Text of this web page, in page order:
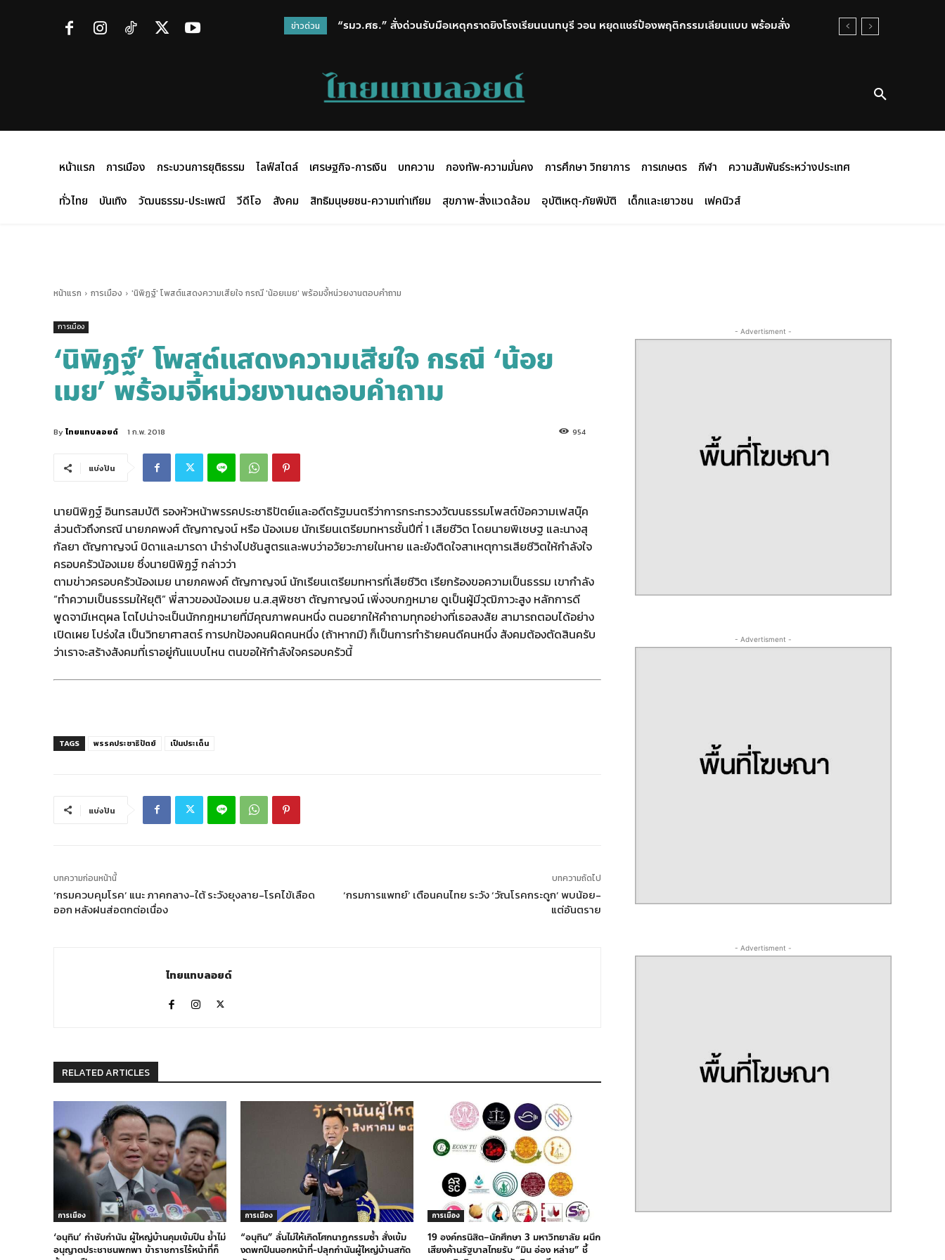
ข่าวด่วน
“รมว.ศธ.” สั่งด่วนรับมือเหตุกราดยิงโรงเรียนนนทบุรี วอน หยุดแชร์ป้องพฤติกรรมเลียนแบบ พร้อมสั่ง
หน้าแรก การเมือง กระบวนการยุติธรรม ไลฟ์สไตล์ เศรษฐกิจ-การเงิน บทความ กองทัพ-ความมั่นคง การศึกษา วิทยาการ การเกษตร กีฬา
ความสัมพันธ์ระหว่างประเทศ
ทั่วไทย
บันเทิง วัฒนธรรม-ประเพณี วีดีโอ สังคม สิทธิมนุษยชน-ความเท่าเทียม สุขภาพ-สิ่งแวดล้อม อุบัติเหตุ-ภัยพิบัติ เด็กและเยาวชน เฟคนิวส์
หน้าแรก การเมือง 'นิพิฏฐ์' โพสต์แสดงความเสียใจ กรณี 'น้อยเมย' พร้อมจี้หน่วยงานตอบคำถาม
การเมือง
‘นิพิฏฐ์’ โพสต์แสดงความเสียใจ กรณี ‘น้อย
เมย’ พร้อมจี้หน่วยงานตอบคำถาม
By ไทยแทบลอยด์ 1 ก.พ. 2018 954
แบ่งปัน
นายนิพิฏฐ์ อินทรสมบัติ รองหัวหน้าพรรคประชาธิปัตย์และอดีตรัฐมนตรีว่าการกระทรวงวัฒนธรรมโพสต์ข้อความเฟสบุ๊ค
ส่วนตัวถึงกรณี นายภคพงศ์ ตัญกาญจน์ หรือ น้องเมย นักเรียนเตรียมทหารชั้นปีที่ 1 เสียชีวิต โดยนายพิเชษฐ และนางสุ
กัลยา ตัญกาญจน์ บิดาและมารดา นำร่างไปชันสูตรและพบว่าอวัยวะภายในหาย และยังติดใจสาเหตุการเสียชีวิตให้กำลังใจ
ครอบครัวน้องเมย ซึ่งนายนิพิฏฐ์ กล่าวว่า
ตามข่าวครอบครัวน้องเมย นายภคพงค์ ตัญกาญจน์ นักเรียนเตรียมทหารที่เสียชีวิต เรียกร้องขอความเป็นธรรม เขากำลัง
“ทำความเป็นธรรมให้ยุติ” พี่สาวของน้องเมย น.ส.สุพิชชา ตัญกาญจน์ เพิ่งจบกฎหมาย ดูเป็นผู้มีวุฒิภาวะสูง หลักการดี
พูดจามีเหตุผล โตไปน่าจะเป็นนักกฎหมายที่มีคุณภาพคนหนึ่ง ตนอยากให้คำถามทุกอย่างที่เธอสงสัย สามารถตอบได้อย่าง
เปิดเผย โปร่งใส เป็นวิทยาศาสตร์ การปกป้องคนผิดคนหนึ่ง (ถ้าหากมี) ก็เป็นการทำร้ายคนดีคนหนึ่ง สังคมต้องตัดสินครับ
ว่าเราจะสร้างสังคมที่เราอยู่กันแบบไหน ตนขอให้กำลังใจครอบครัวนี้
TAGS พรรคประชาธิปัตย์ เป็นประเด็น
แบ่งปัน
บทความก่อนหน้านี้
‘กรมควบคุมโรค’ แนะ ภาคกลาง-ใต้ ระวังยุงลาย-โรคไข้เลือด
ออก หลังฝนส่อตกต่อเนื่อง
บทความถัดไป
‘กรมการแพทย์’ เตือนคนไทย ระวัง ‘วัณโรคกระดูก’ พบน้อย-
แต่อันตราย
ไทยแทบลอยด์
RELATED ARTICLES
การเมือง
‘อนุทิน’ กำชับกำนัน ผู้ใหญ่บ้านคุมเข้มปืน ย้ำไม่
อนุญาตประชาชนพกพา ข้าราชการไร้หน้าที่ก็
การเมือง
“อนุทิน” ลั่นไม่ให้เกิดโศกนาฏกรรมซ้ำ สั่งเข้ม
งดพกปืนนอกหน้าที่-ปลุกกำนันผู้ใหญ่บ้านสกัด
การเมือง
19 องค์กรนิสิต–นักศึกษา 3 มหาวิทยาลัย ผนึก
เสียงค้านรัฐบาลไทยรับ “มิน อ่อง หล่าย” ชี้
- Advertisment -
- Advertisment -
- Advertisment -